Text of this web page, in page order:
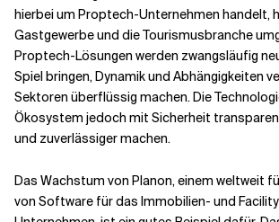
hierbei um Proptech-Unternehmen handelt,
Gastgewerbe und die Tourismusbranche
Proptech-Lösungen werden zwangsläufig
Spiel bringen, Dynamik und Abhängigkeiten
Sektoren überflüssig machen. Die
Ökosystem jedoch mit Sicherheit
und zuverlässiger machen.
Das Wachstum von Planon, einem weltweit
von Software für das Immobilien- und